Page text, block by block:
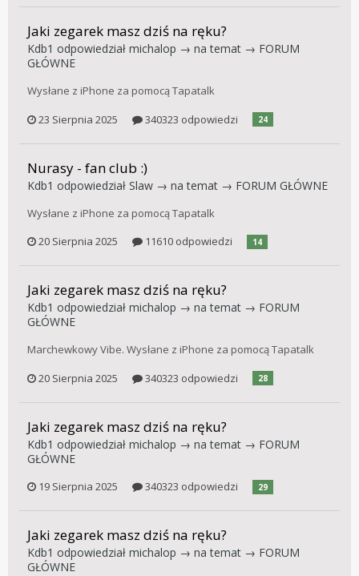
Jaki zegarek masz dziś na ręku?
Kdb1 odpowiedział michalop → na temat → FORUM
GŁÓWNE
Wysłane z iPhone za pomocą Tapatalk
23 Sierpnia 2025
340323 odpowiedzi 24
Nurasy - fan club :)
Kdb1 odpowiedział Slaw → na temat → FORUM GŁÓWNE
Wysłane z iPhone za pomocą Tapatalk
20 Sierpnia 2025
11610 odpowiedzi 14
Jaki zegarek masz dziś na ręku?
Kdb1 odpowiedział michalop → na temat → FORUM
GŁÓWNE
Marchewkowy Vibe. Wysłane z iPhone za pomocą Tapatalk
20 Sierpnia 2025
340323 odpowiedzi 28
Jaki zegarek masz dziś na ręku?
Kdb1 odpowiedział michalop → na temat → FORUM
GŁÓWNE
19 Sierpnia 2025 340323 odpowiedzi 29
Jaki zegarek masz dziś na ręku?
Kdb1 odpowiedział michalop → na temat → FORUM
GŁÓWNE